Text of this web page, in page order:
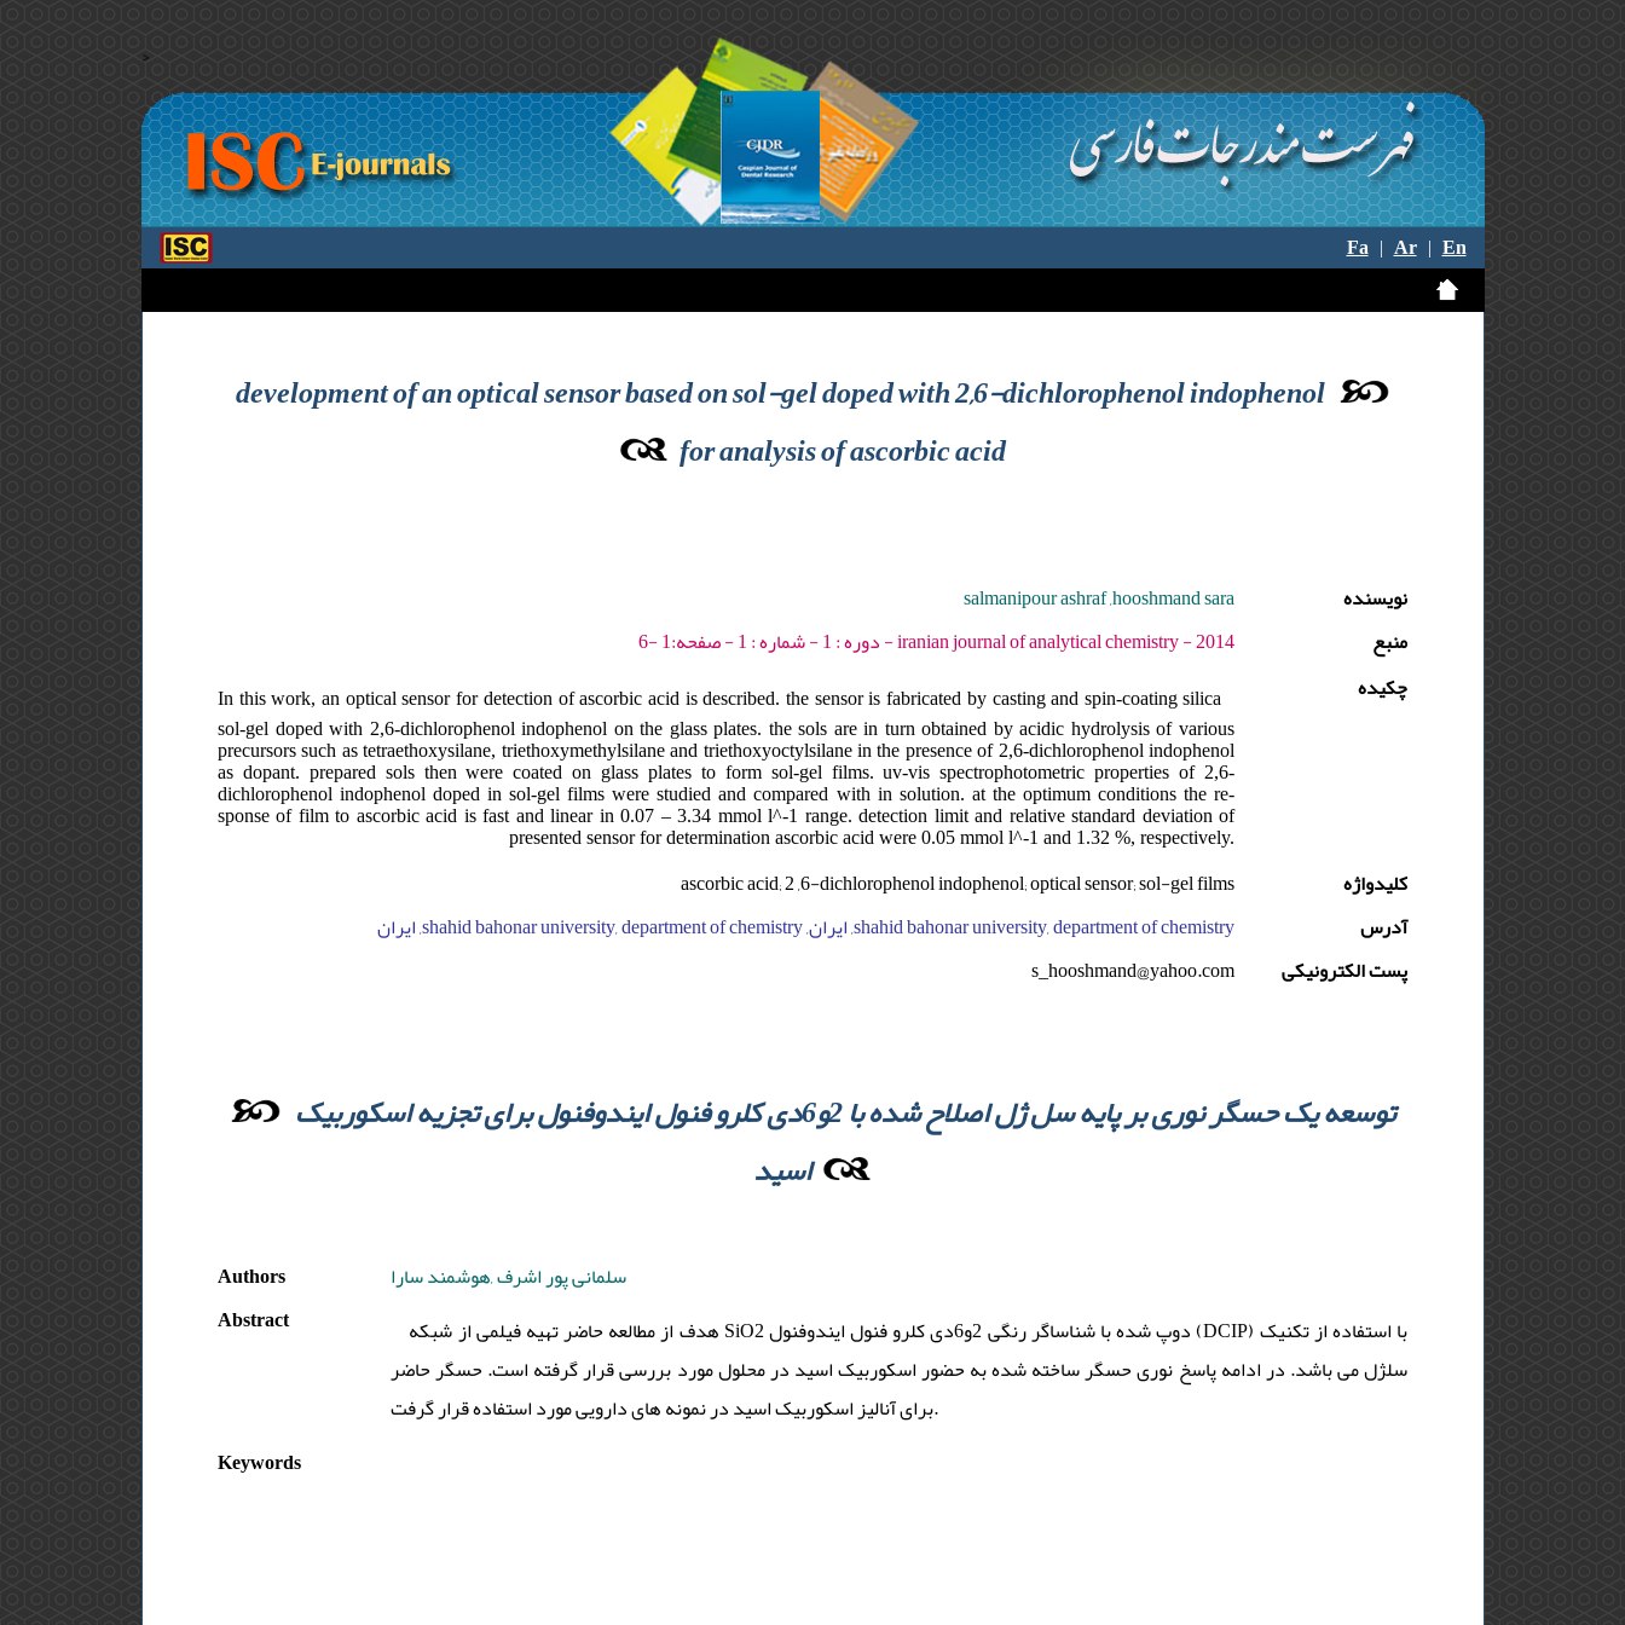
>
Fa|Ar|En
development of an optical sensor based on sol-gel doped with 2,6-dichlorophenol indophenol
for analysis of ascorbic acid
نویسنده
salmanipour ashraf ,hooshmand sara
منبع
iranian journal of analytical chemistry - 2014 - دوره : 1 - شماره : 1 - صفحه:1 -6
چکیده
In this work, an optical sensor for detection of ascorbic acid is described. the sensor is fabricated by casting and spin-coating silica
sol-gel doped with 2,6-dichlorophenol indophenol on the glass plates. the sols are in turn obtained by acidic hydrolysis of various
precursors such as tetraethoxysilane, triethoxymethylsilane and triethoxyoctylsilane in the presence of 2,6-dichlorophenol indophenol
as dopant. prepared sols then were coated on glass plates to form sol-gel films. uv-vis spectrophotometric properties of 2,6-
dichlorophenol indophenol doped in sol-gel films were studied and compared with in solution. at the optimum conditions the re-
sponse of film to ascorbic acid is fast and linear in 0.07 – 3.34 mmol l^-1 range. detection limit and relative standard deviation of
presented sensor for determination ascorbic acid were 0.05 mmol l^-1 and 1.32 %, respectively.
کلیدواژه
ascorbic acid; 2 ,6-dichlorophenol indophenol; optical sensor; sol-gel films
آدرس
shahid bahonar university, department of chemistry, ایران, shahid bahonar university, department of chemistry, ایران
پست الکترونیکی
s_hooshmand@yahoo.com
توسعه یک حسگر نوری بر پایه سل ژل اصلاح شده با 2و6دی کلرو فنول ایندوفنول برای تجزیه اسکوربیک
اسید
Authors
سلمانی پور اشرف ,هوشمند سارا
Abstract
هدف از مطالعه حاضر تهیه فیلمی از شبکه SiO2 دوپ شده با شناساگر رنگی 2و6دی کلرو فنول ایندوفنول (DCIP) با استفاده از تکنیک
سلژل می باشد. در ادامه پاسخ نوری حسگر ساخته شده به حضور اسکوربیک اسید در محلول مورد بررسی قرار گرفته است. حسگر حاضر
برای آنالیز اسکوربیک اسید در نمونه های دارویی مورد استفاده قرار گرفت.
Keywords